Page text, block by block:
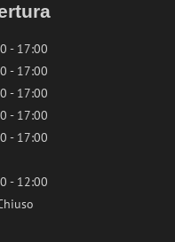
- 17:00
- 17:00
- 17:00
- 17:00
- 17:00
- 12:00